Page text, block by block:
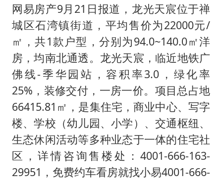
店主称换“青海拉面”招牌后生意更好
22岁女生独闯南太行失联12天
今年第二强台风将带来多大影响
张本智和：零封向鹏不意外
微信新功能：你可以“撤回”你的撤回
上半年国内居民出游人次34.63亿
浙江最强风雨时段已锁定
万岁山接盘烂尾恒大文旅城
老人被城管撞倒后离世亲属质疑记录仪
习近平心系体育强国建设
网易房产9月21日报道，龙光天宸位于禅
城区石湾镇街道，平均售价为22000元/
㎡，共1款户型，分别为94.0~140.0㎡洋
房，均南北通透。龙光天宸，临近地铁广
佛线-季华园站，容积率3.0，绿化率
25%，装修交付，一房一价。项目总占地
66415.81㎡，是集住宅，商业中心、写字
楼、学校（幼儿园、小学）、交通枢纽、
生态休闲活动等多种业态于一体的住宅社
区，详情咨询售楼处：4001-666-163-
29951，免费约车看房就找小易4001-666-